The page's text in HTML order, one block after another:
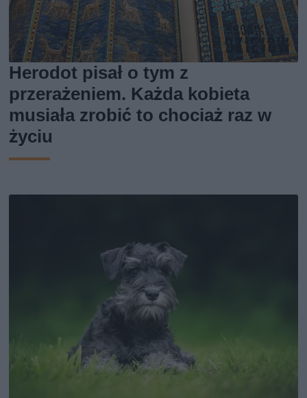
Herodot pisał o tym z
przerażeniem. Każda kobieta
musiała zrobić to chociaż raz w
życiu